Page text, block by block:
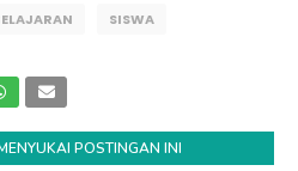
SISWA
POSTINGAN INI